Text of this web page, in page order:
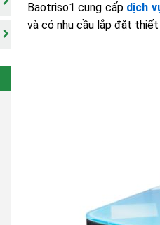
Baotriso1 cung cấp dịch
và có nhu cầu lắp đặt